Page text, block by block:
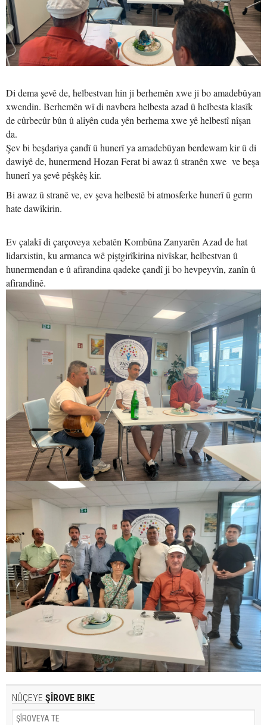
Di dema şevê de, helbestvan hin ji berhemên xwe ji bo amadebûyan
xwendin. Berhemên wî di navbera helbesta azad û helbesta klasîk
de cûrbecûr bûn û aliyên cuda yên berhema xwe yê helbestî nîşan
da.
Şev bi beşdariya çandî û hunerî ya amadebûyan berdewam kir û di
dawiyê de, hunermend Hozan Ferat bi awaz û stranên xwe ve beşa
hunerî ya şevê pêşkêş kir.
Bi awaz û stranê ve, ev şeva helbestê bi atmosferke hunerî û germ
hate dawîkirin.
Ev çalakî di çarçoveya xebatên Kombûna Zanyarên Azad de hat
lidarxistin, ku armanca wê piştgirîkirina nivîskar, helbestvan û
hunermendan e û afirandina qadeke çandî ji bo hevpeyvîn, zanîn û
afirandinê.
NÛÇEYE ŞÎROVE BIKE